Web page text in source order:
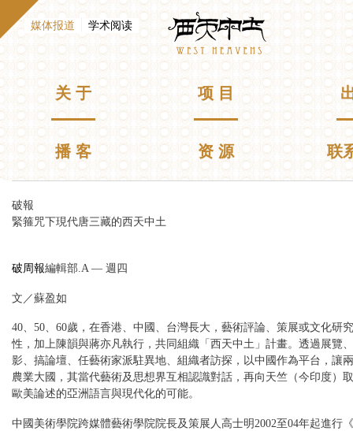
跳
转
到
主
要
内
容
Westheavens
E
n
h
主菜单 关 于 项 目
播 客 资 源 联
你在这里
破報
緊箍咒下現代唐三藏的西天中土
破周報編輯部.A — 週四
文／蘇盈如
40、50、60歲，在香港、中國、台灣長大，藝術評論、策展或文化研
性，加上陳韻與蔣亦凡執行，共同組織「西天中土」計畫。透過展覽
影、搞論壇、任藝術家派駐異地、組織者訪探，以中國作為平台，讓
農業大國，其當代藝術及思想界互相認識對話，再向天竺（今印度）
歐美論述的亞洲語言與現代化的可能。
中國美術學院跨媒體藝術學院院長及策展人高士明2002至04年起進行
媒体报道
（活动标签）学术阅读